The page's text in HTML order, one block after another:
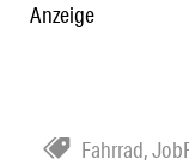
Anzeige
Fahrrad,